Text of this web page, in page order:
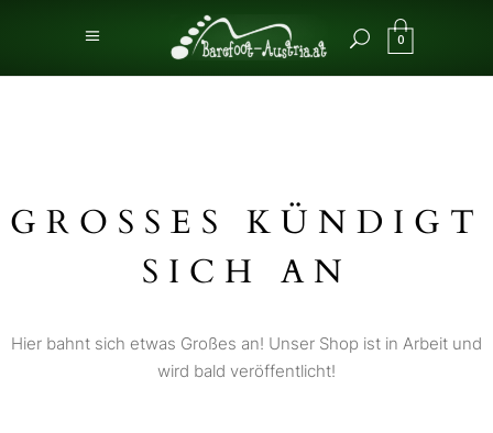
0
GROSSES KÜNDIGT S
ICH AN
Hier bahnt sich etwas Großes an! Unser Shop ist in Arbeit und
wird bald veröffentlicht!